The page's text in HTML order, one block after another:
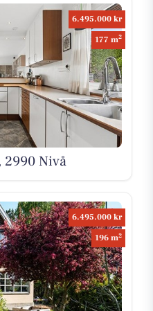
6.495.000 kr
177 m2
2990 Nivå
6.495.000 kr
196 m2